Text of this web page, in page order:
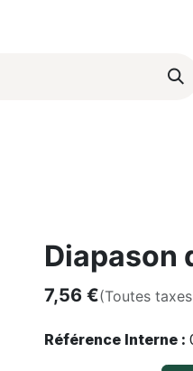
Diapason
7,56 €(Toutes
Référence Interne :